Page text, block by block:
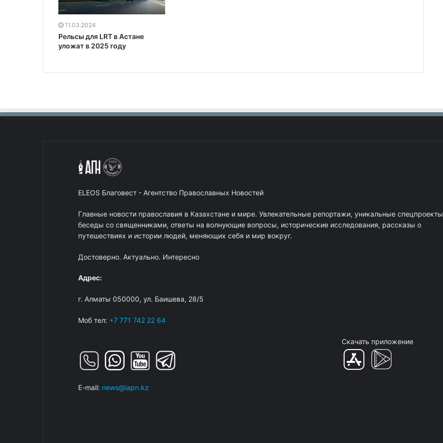
11.03.2024
Рельсы для LRT в Астане
уложат в 2025 году
ELEOS Благовест - Агентство Православных Новостей
Главные новости православия в Казахстане и мире. Увлекательные репортажи, уникальные
беседы со священниками, ответы на волнующие вопросы, исторические исследования, рассказы о
путешествиях и истории людей, меняющих себя и мир вокруг.
Достоверно. Актуально. Интересно
Адрес:
г. Алматы 050000, ул. Баишева, 28/5
Моб тел: +7 771 742 22 64
Скачать приложение
E-mail: news@iapn.kz